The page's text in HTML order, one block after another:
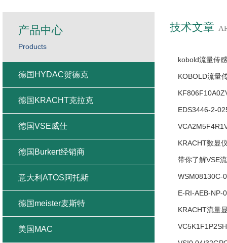
技术文章
kobold流量传
KOBOLD流量
EDS3446-2-
KRACHT数显
带你了解VSE
WSM08130C-
E-RI-AEB-NP-
KRACHT流量
产品中心
Products
德国HYDAC贺德克
德国KRACHT克拉克
德国VSE威仕
德国Burkert经销商
意大利ATOS阿托斯
德国meister麦斯特
美国MAC